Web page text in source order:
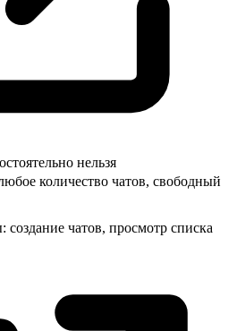
нельзя
количество чатов, свободный
чатов, просмотр списка